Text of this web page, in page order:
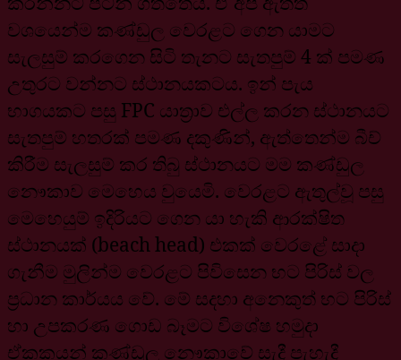
වශයෙන්ම කණ්ඩුල වෙරළට ගෙන යාමට
සැලසුම් කරගෙන සිටි තැනට සැතපුම් 4 ක් පමණ
උතුරට වන්නට ස්ථානයකටය. ඉන් පැය
භාගයකට පසු FPC යාත්‍රාව එල්ල කරන ස්ථානයට
සැතපුම් හතරක් පමණ දකුණින්, ඇත්තෙන්ම බීච්
කිරීම සැලසුම් කර තිබු ස්ථානයට මම කණ්ඩුල
නෞකාව මෙහෙය වුයෙමි. වෙරළට ඇතුල්වූ පසු
මෙහෙයුම් ඉදිරියට ගෙන යා හැකි ආරක්ෂිත
ස්ථානයක් (beach head) එකක් වෙරළේ සාදා
ගැනීම මුලින්ම වෙරළට පිවිසෙන භට පිරිස් වල
ප්‍රධාන කාර්යය වේ. මේ සදහා අනෙකුත් භට පිරිස්
හා උපකරණ ගොඩ බෑමට විශේෂ හමුදා
ඒකකයන් කණ්ඩුල නෞකාවේ සැදී පැහැදී